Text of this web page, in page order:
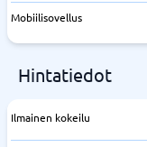
Mobiilisovellus
Hintatiedot
Ilmainen kokeilu